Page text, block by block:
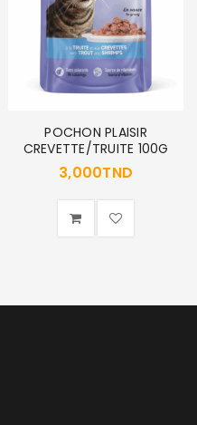
POCHON PLAISIR
CREVETTE/TRUITE 100G
3,000TND